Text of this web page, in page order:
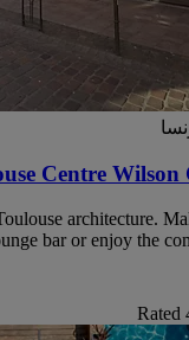
Centre Wilson
architecture.
bar or enjoy the
Rated